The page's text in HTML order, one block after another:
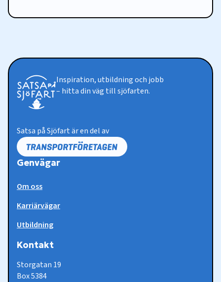
Inspiration, utbildning och jobb
– hitta din väg till sjöfarten.
Satsa på Sjöfart är en del av
Genvägar
Om oss
Karriärvägar
Utbildning
Kontakt
Storgatan 19
Box 5384